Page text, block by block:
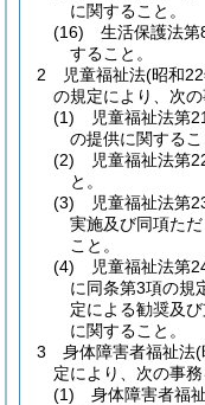
に関すること。
(16)
生活保護法
すること。
2
児童福祉法(昭和
の規定により、次
(1)
児童福祉法第
の提供に関するこ
(2)
児童福祉法第
と。
(3)
児童福祉法第
実施及び同項た
こと。
(4)
児童福祉法第
に同条第3項の規
定による勧奨及
に関すること。
3
身体障害者福祉法(
定により、次の事
(1)
身体障害者福